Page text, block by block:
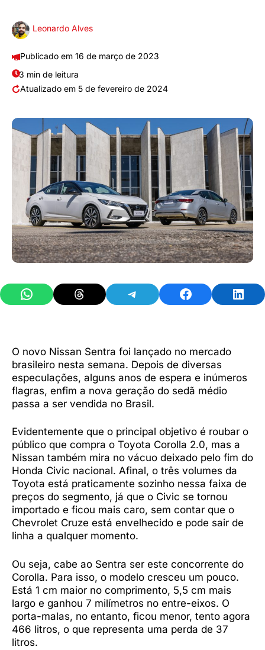
Leonardo Alves
16 de março de 2023
3 min de leitura
5 de fevereiro de 2024
Share on WhatsAppShare on ThreadsShare on TelegramShare on Facebook
O novo Nissan Sentra foi lançado no mercado
brasileiro nesta semana. Depois de diversas
especulações, alguns anos de espera e inúmeros
flagras, enfim a nova geração do sedã médio
passa a ser vendida no Brasil.
Evidentemente que o principal objetivo é roubar o
público que compra o Toyota Corolla 2.0, mas a
Nissan também mira no vácuo deixado pelo fim do
Honda Civic nacional. Afinal, o três volumes da
Toyota está praticamente sozinho nessa faixa de
preços do segmento, já que o Civic se tornou
importado e ficou mais caro, sem contar que o
Chevrolet Cruze está envelhecido e pode sair de
linha a qualquer momento.
Ou seja, cabe ao Sentra ser este concorrente do
Corolla. Para isso, o modelo cresceu um pouco.
Está 1 cm maior no comprimento, 5,5 cm mais
largo e ganhou 7 milímetros no entre-eixos. O
porta-malas, no entanto, ficou menor, tento agora
466 litros, o que representa uma perda de 37
litros.